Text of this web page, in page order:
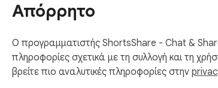
Απόρρητο
Ο προγραμματιστής ShortsShare - Chat &
πληροφορίες σχετικά με τη συλλογή και τη
βρείτε πιο αναλυτικές πληροφορίες στην